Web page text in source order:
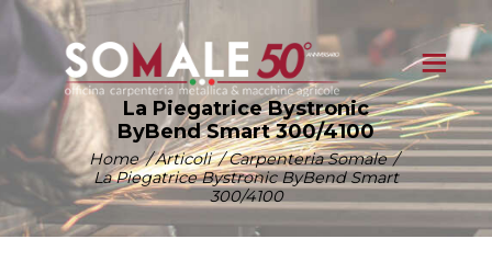
La Piegatrice Bystronic
ByBend Smart 300/4100
Home Articoli
Carpenteria Somale
La Piegatrice Bystronic ByBend Smart
300/4100